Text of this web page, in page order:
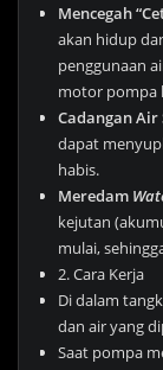
Mencegah
akan hidup
penggunaan
motor pompa
Cadangan Air
dapat
habis.
Meredam
kejutan
mulai,
2. Cara Kerja
Di dalam
dan air yang
Saat pompa